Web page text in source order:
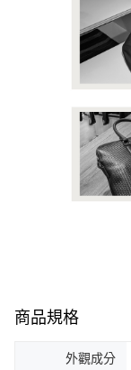
商品規格
外觀成分